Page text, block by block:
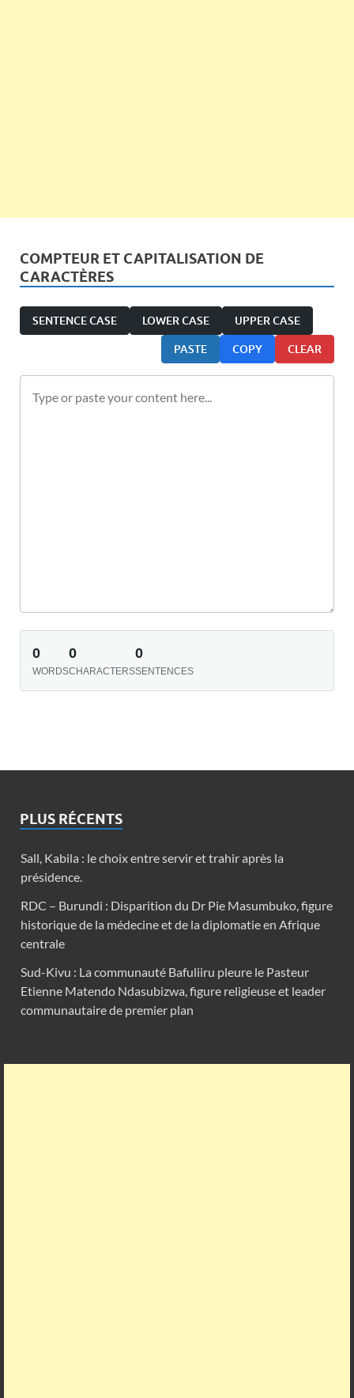
COMPTEUR ET CAPITALISATION DE
CARACTÈRES
SENTENCE CASE LOWER CASE UPPER CASE
PASTE COPY CLEAR
0
WORDS
0
CHARACTERS
0
SENTENCES
PLUS RÉCENTS
Sall, Kabila : le choix entre servir et trahir après la
présidence.
RDC – Burundi : Disparition du Dr Pie Masumbuko, figure
historique de la médecine et de la diplomatie en Afrique
centrale
Sud-Kivu : La communauté Bafuliiru pleure le Pasteur
Etienne Matendo Ndasubizwa, figure religieuse et leader
communautaire de premier plan